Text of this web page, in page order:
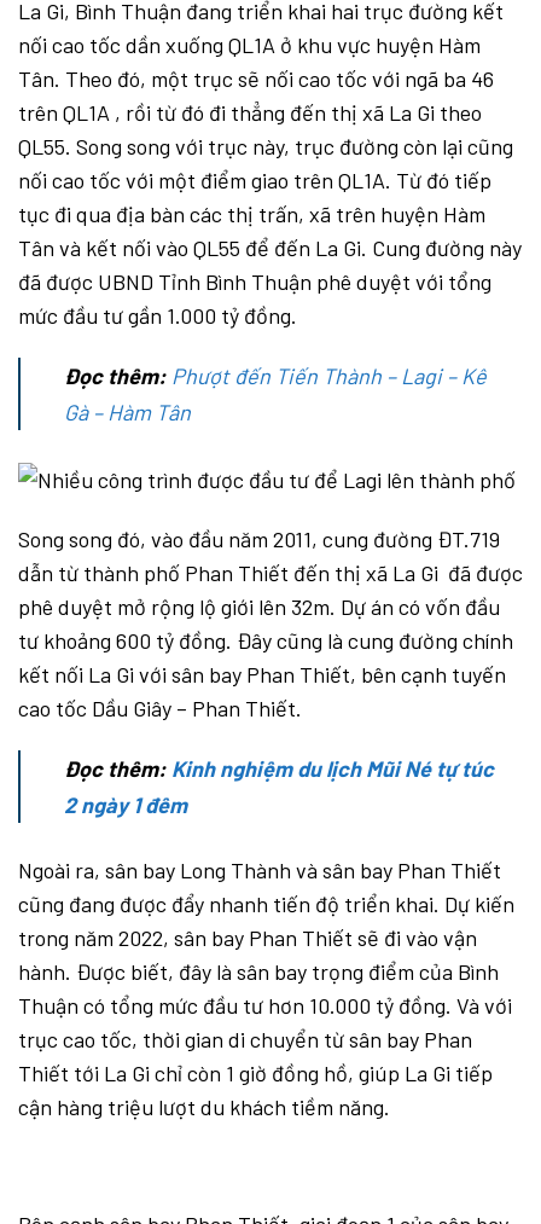
La Gi, Bình Thuận đang triển khai hai trục đường kết
nối cao tốc dần xuống QL1A ở khu vực huyện Hàm
Tân. Theo đó, một trục sẽ nối cao tốc với ngã ba 46
trên QL1A , rồi từ đó đi thẳng đến thị xã La Gi theo
QL55. Song song với trục này, trục đường còn lại cũng
nối cao tốc với một điểm giao trên QL1A. Từ đó tiếp
tục đi qua địa bàn các thị trấn, xã trên huyện Hàm
Tân và kết nối vào QL55 để đến La Gi. Cung đường này
đã được UBND Tỉnh Bình Thuận phê duyệt với tổng
mức đầu tư gần 1.000 tỷ đồng.
Đọc thêm: Phượt đến Tiến Thành – Lagi – Kê
Gà – Hàm Tân
Song song đó, vào đầu năm 2011, cung đường ĐT.719
dẫn từ thành phố Phan Thiết đến thị xã La Gi đã được
phê duyệt mở rộng lộ giới lên 32m. Dự án có vốn đầu
tư khoảng 600 tỷ đồng. Đây cũng là cung đường chính
kết nối La Gi với sân bay Phan Thiết, bên cạnh tuyến
cao tốc Dầu Giây – Phan Thiết.
Đọc thêm: Kinh nghiệm du lịch Mũi Né tự túc
2 ngày 1 đêm
Ngoài ra, sân bay Long Thành và sân bay Phan Thiết
cũng đang được đẩy nhanh tiến độ triển khai. Dự kiến
trong năm 2022, sân bay Phan Thiết sẽ đi vào vận
hành. Được biết, đây là sân bay trọng điểm của Bình
Thuận có tổng mức đầu tư hơn 10.000 tỷ đồng. Và với
trục cao tốc, thời gian di chuyển từ sân bay Phan
Thiết tới La Gi chỉ còn 1 giờ đồng hồ, giúp La Gi tiếp
cận hàng triệu lượt du khách tiềm năng.